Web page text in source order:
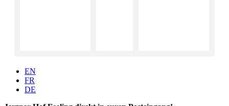
EN
FR
DE